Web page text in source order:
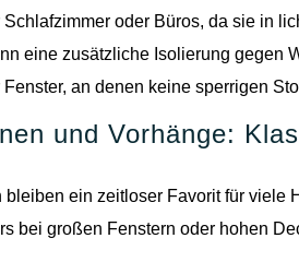
Schlafzimmer oder Büros, da sie in
eine zusätzliche Isolierung gegen
Fenster, an denen keine sperrigen
und Vorhänge:
bleiben ein zeitloser Favorit für viele
bei großen Fenstern oder hohen